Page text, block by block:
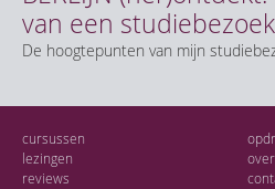
van een studiebezoek
De hoogtepunten van mijn
cursussen
lezingen
reviews